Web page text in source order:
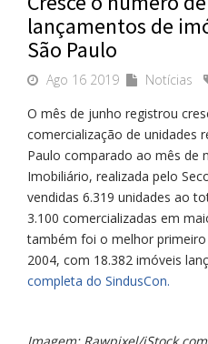
lançamentos de
São Paulo
Ago 16 2019
Notícias
O mês de junho registrou
comercialização de unidades
Paulo comparado ao mês de
Imobiliário, realizada pelo
vendidas 6.319 unidades ao
3.100 comercializadas em
também foi o melhor
2004, com 18.382 imóveis
completa do SindusCon.